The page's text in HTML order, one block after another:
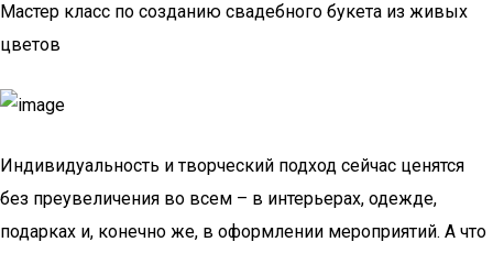
Мастер класс по созданию свадебного букета из живых
цветов
Индивидуальность и творческий подход сейчас ценятся
без преувеличения во всем – в интерьерах, одежде,
подарках и, конечно же, в оформлении мероприятий. А что